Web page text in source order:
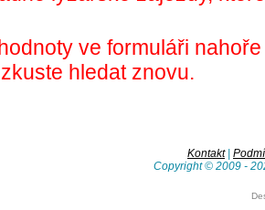
ve formuláři
hledat znovu.
Kontakt|
Copyright © 2009 -